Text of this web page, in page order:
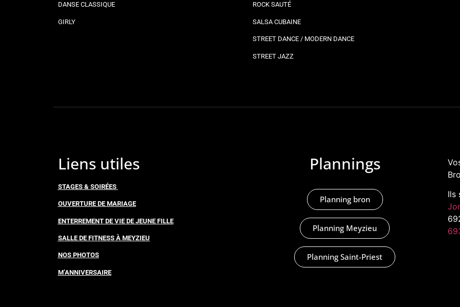
DANSE CLASSIQUE
GIRLY
ROCK SAUTÉ
SALSA CUBAINE
STREET DANCE / MODERN DANCE
STREET JAZZ
Liens utiles
STAGES & SOIRÉES
OUVERTURE DE MARIAGE
ENTERREMENT DE VIE DE JEUNE FILLE
SALLE DE FITNESS À MEYZIEU
NOS PHOTOS
M’ANNIVERSAIRE
Plannings
Planning bron
Planning Meyzieu
Planning Saint-Priest
Ils